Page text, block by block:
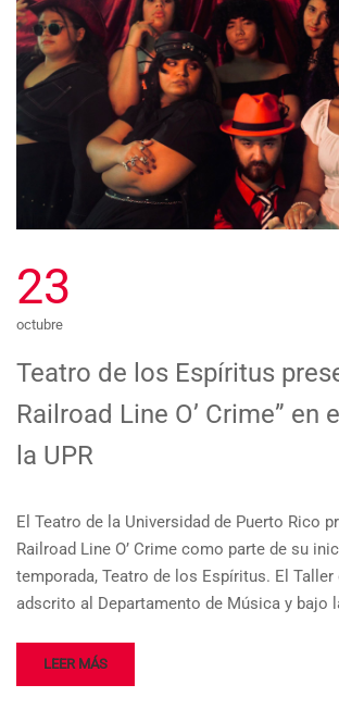
23
octubre
Teatro de los Espíritus
Railroad Line O’ Crime” en
la UPR
El Teatro de la Universidad de Puerto Rico
Railroad Line O’ Crime como parte de su
temporada, Teatro de los Espíritus. El
adscrito al Departamento de Música y bajo
LEER MÁS